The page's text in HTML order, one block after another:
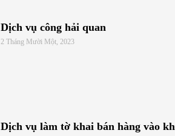
Dịch vụ công hải quan
2 Tháng Mười Một, 2023
Dịch vụ làm tờ khai bán hàng vào